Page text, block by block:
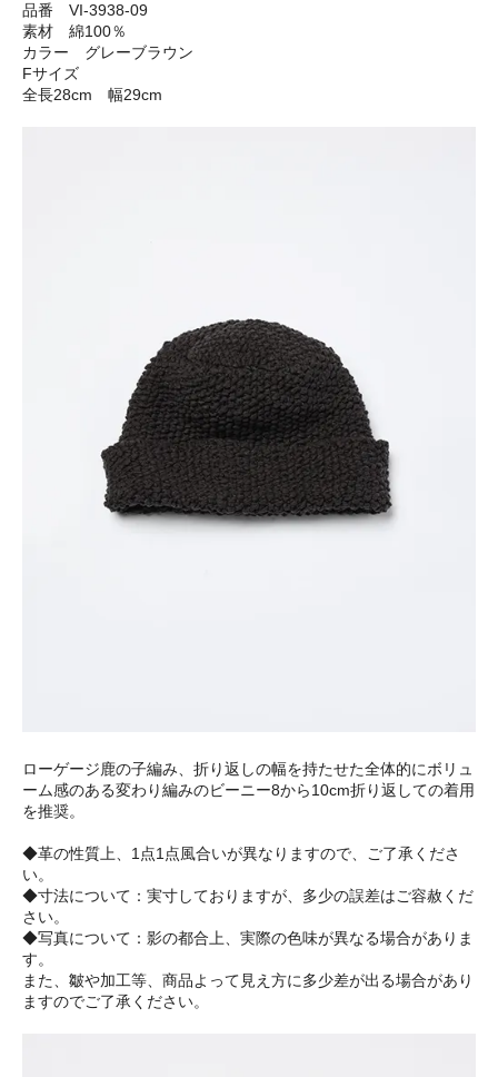
品番 VI-3938-09
素材 綿100％
カラー グレーブラウン
Fサイズ
全長28cm 幅29cm
ローゲージ鹿の子編み、折り返しの幅を持たせた全体的にボリュ
ーム感のある変わり編みのビーニー8から10cm折り返しての着用
を推奨。
◆革の性質上、1点1点風合いが異なりますので、ご了承くださ
い。
◆寸法について：実寸しておりますが、多少の誤差はご容赦くだ
さい。
◆写真について：影の都合上、実際の色味が異なる場合がありま
す。
また、皺や加工等、商品よって見え方に多少差が出る場合があり
ますのでご了承ください。